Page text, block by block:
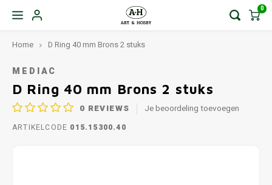
0
Home D Ring 40 mm Brons 2 stuks
MEDIAC
D Ring 40 mm Brons 2 stuks
0 REVIEWS Je beoordeling toevoegen
ARTIKELCODE 015.15300.40